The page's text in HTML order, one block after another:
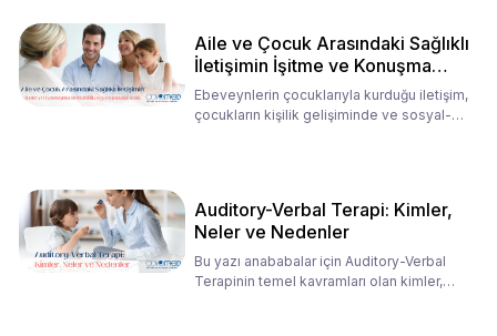
Aile ve Çocuk Arasındaki Sağlıklı
İletişimin İşitme ve Konuşma
Rehabilitasyonundaki Rolü
Ebeveynlerin çocuklarıyla kurduğu iletişim,
çocukların kişilik gelişiminde ve sosyal-
Auditory-Verbal Terapi: Kimler,
Neler ve Nedenler
Bu yazı anababalar için Auditory-Verbal
Terapinin temel kavramları olan kimler,